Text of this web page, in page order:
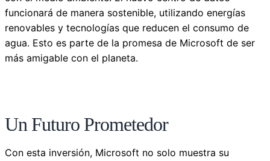
funcionará de manera sostenible, utilizando energías
renovables y tecnologías que reducen el consumo de
agua. Esto es parte de la promesa de Microsoft de ser
más amigable con el planeta.
Un Futuro Prometedor
Con esta inversión, Microsoft no solo muestra su